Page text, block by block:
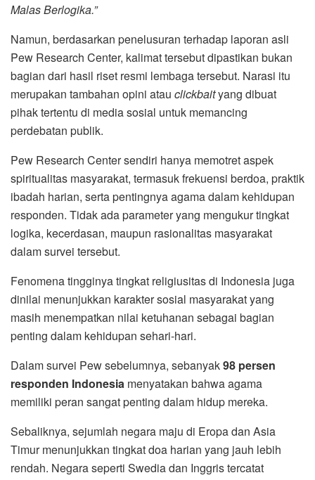
Malas Berlogika.”
Namun, berdasarkan penelusuran terhadap laporan asli
Pew Research Center, kalimat tersebut dipastikan bukan
bagian dari hasil riset resmi lembaga tersebut. Narasi itu
merupakan tambahan opini atau clickbaityang dibuat
pihak tertentu di media sosial untuk memancing
perdebatan publik.
Pew Research Center sendiri hanya memotret aspek
spiritualitas masyarakat, termasuk frekuensi berdoa, praktik
ibadah harian, serta pentingnya agama dalam kehidupan
responden. Tidak ada parameter yang mengukur tingkat
logika, kecerdasan, maupun rasionalitas masyarakat
dalam survei tersebut.
Fenomena tingginya tingkat religiusitas di Indonesia juga
dinilai menunjukkan karakter sosial masyarakat yang
masih menempatkan nilai ketuhanan sebagai bagian
penting dalam kehidupan sehari-hari.
Dalam survei Pew sebelumnya, sebanyak98 persen
responden Indonesia menyatakan bahwa agama
memiliki peran sangat penting dalam hidup mereka.
Sebaliknya, sejumlah negara maju di Eropa dan Asia
Timur menunjukkan tingkat doa harian yang jauh lebih
rendah. Negara seperti Swedia dan Inggris tercatat